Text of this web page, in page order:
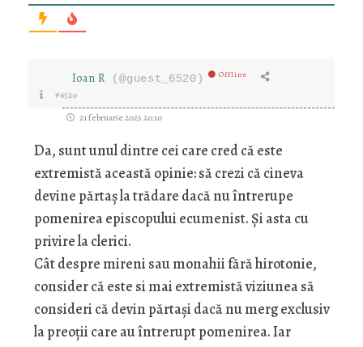
Ioan R(@guest_6520) Offline
#6520
21 februarie 2025 20:10
Da, sunt unul dintre cei care cred că este
extremistă această opinie: să crezi că cineva
devine părtaș la trădare dacă nu întrerupe
pomenirea episcopului ecumenist. Și asta cu
privire la clerici.
Cât despre mireni sau monahii fără hirotonie,
consider că este si mai extremistă viziunea să
consideri că devin părtași dacă nu merg exclusiv
la preoții care au întrerupt pomenirea. Iar